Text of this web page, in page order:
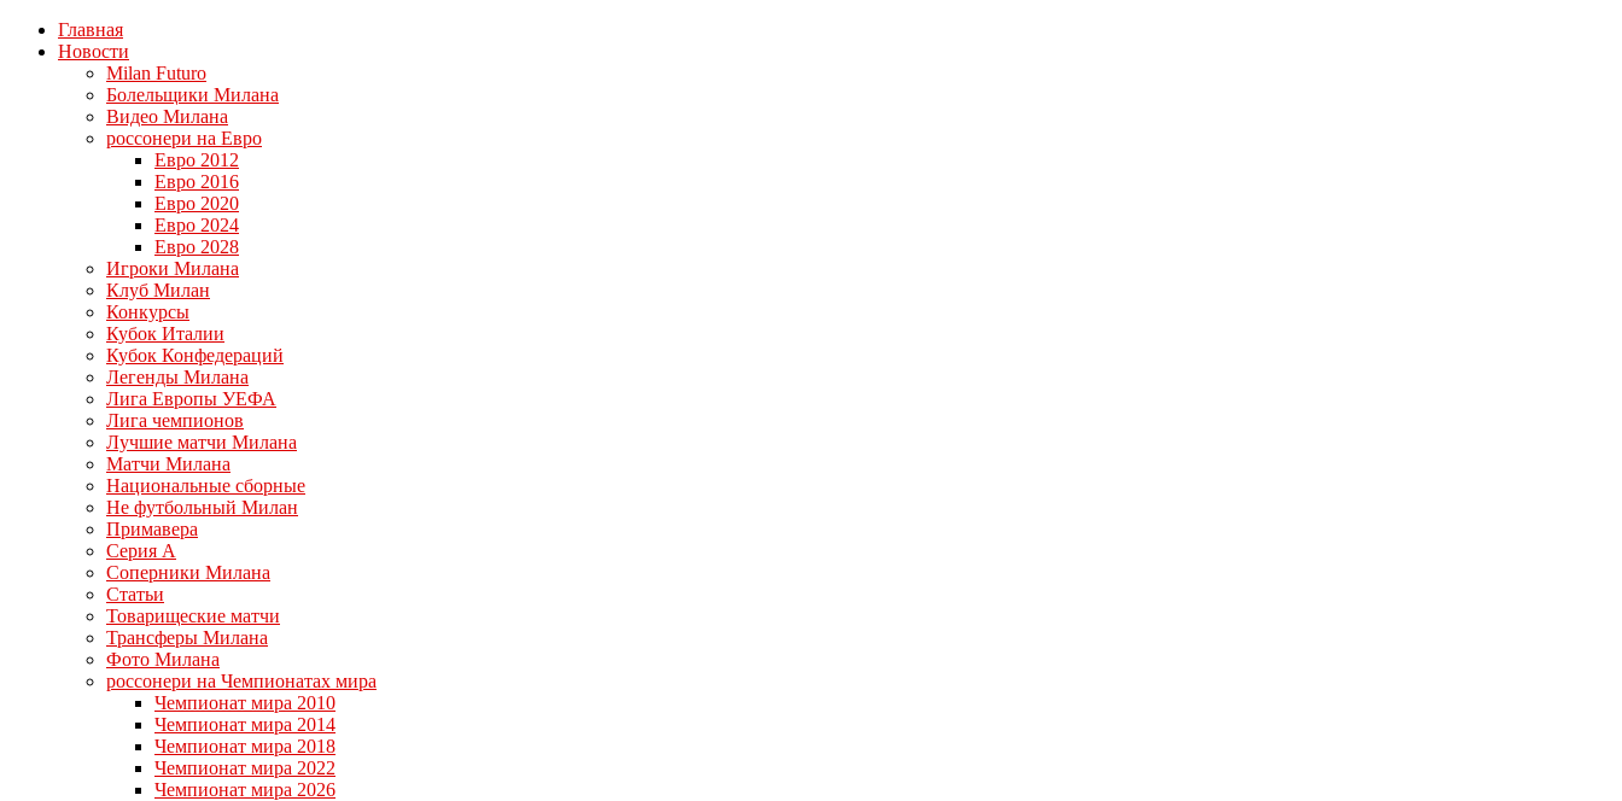
Главная
Новости
Milan Futuro
Болельщики Милана
Видео Милана
россонери на Евро
Евро 2012
Евро 2016
Евро 2020
Евро 2024
Евро 2028
Игроки Милана
Клуб Милан
Конкурсы
Кубок Италии
Кубок Конфедераций
Легенды Милана
Лига Европы УЕФА
Лига чемпионов
Лучшие матчи Милана
Матчи Милана
Национальные сборные
Не футбольный Милан
Примавера
Серия А
Соперники Милана
Статьи
Товарищеские матчи
Трансферы Милана
Фото Милана
россонери на Чемпионатах мира
Чемпионат мира 2010
Чемпионат мира 2014
Чемпионат мира 2018
Чемпионат мира 2022
Чемпионат мира 2026